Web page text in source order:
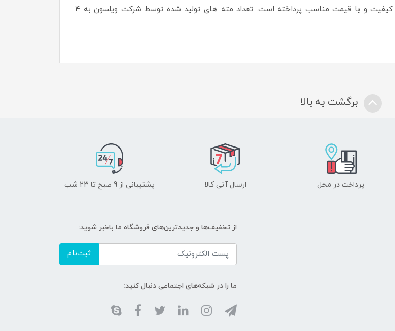
با به کار گیری مهندسین با تجربه همواه به تولید محصولاتی با کیفیت و با قیمت مناسب پرداخته است. تعداد مته های تولید شده توسط شرکت ویلسون به 4
برگشت به بالا
پرداخت در محل ارسال آنی کالا پشتیبانی از 9 صبح تا 23 شب
از تخفیف‌ها و جدیدترین‌های فروشگاه ما باخبر شوید:
ثبت‌نام
ما را در شبکه‌های اجتماعی دنبال کنید: